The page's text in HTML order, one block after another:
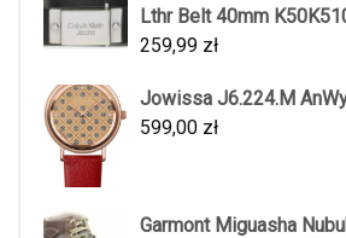
Lthr Belt 40mm
259,99 zł
Jowissa J6.224.M
599,00 zł
Garmont Miguasha